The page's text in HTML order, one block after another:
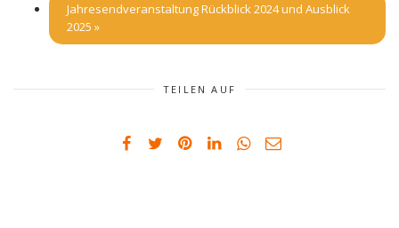
Jahresendveranstaltung Rückblick 2024 und Ausblick
2025 »
TEILEN AUF